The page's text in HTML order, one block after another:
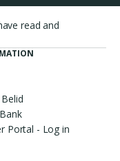
read and
Portal - Log in